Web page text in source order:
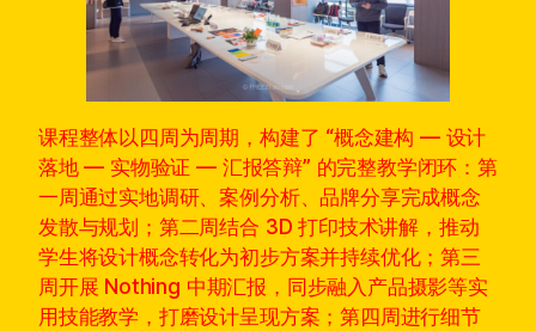
课程整体以四周为周期，构建了 “概念建构 — 设计
落地 — 实物验证 — 汇报答辩” 的完整教学闭环：第
一周通过实地调研、案例分析、品牌分享完成概念
发散与规划；第二周结合 3D 打印技术讲解，推动
学生将设计概念转化为初步方案并持续优化；第三
周开展 Nothing 中期汇报，同步融入产品摄影等实
用技能教学，打磨设计呈现方案；第四周进行细节